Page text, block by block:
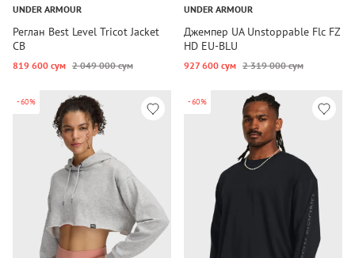
UNDER ARMOUR
Реглан Best Level Tricot Jacket
CB
819 600 сум 2 049 000 сум
UNDER ARMOUR
Джемпер UA Unstoppable Flc FZ
HD EU-BLU
927 600 сум 2 319 000 сум
-60% -60%